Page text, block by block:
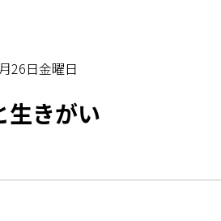
26日金曜日
生きがい